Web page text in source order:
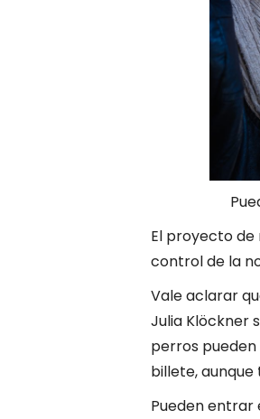
El proyecto
control de la
Vale aclarar
Julia Klöckner
perros
billete,
Pueden